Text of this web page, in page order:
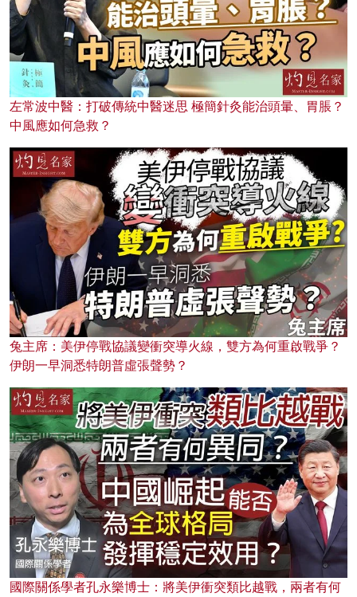
左常波中醫：打破傳統中醫迷思 極簡針灸能治頭暈、胃脹？
中風應如何急救？
兔主席：美伊停戰協議變衝突導火線，雙方為何重啟戰爭？
伊朗一早洞悉特朗普虛張聲勢？
國際關係學者孔永樂博士：將美伊衝突類比越戰，兩者有何